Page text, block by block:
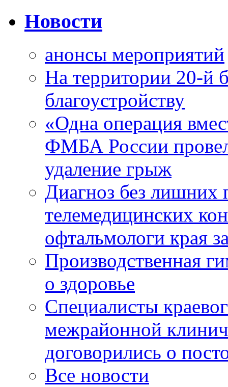
Новости
анонсы мероприятий
На территории 20-й
благоустройству
«Одна операция
ФМБА России
удаление грыж
Диагноз без лишних
телемедицинских
офтальмологи края
Производственная
о здоровье
Специалисты
межрайонной
договорились о
Все новости